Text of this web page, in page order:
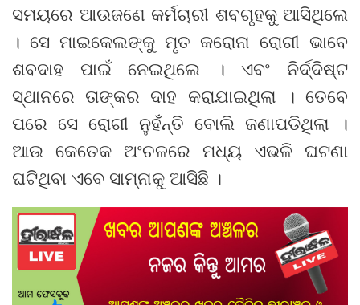
ସମୟରେ ଆଉଜଣେ କର୍ମଚାରୀ ଶବଗୃହକୁ ଆସିଥିଲେ
। ସେ ମାଇକେଲଙ୍କୁ ମୃତ କରୋନା ରୋଗୀ ଭାବେ
ଶବଦାହ ପାଇଁ ନେଇଥିଲେ । ଏବଂ ନିର୍ଦ୍ଦିଷ୍ଟ
ସ୍ଥାନରେ ତାଙ୍କର ଦାହ କରାଯାଇଥିଲା । ତେବେ
ପରେ ସେ ରୋଗୀ ନୁହଁନ୍ତି ବୋଲି ଜଣାପଡିଥିଲା ।
ଆଉ କେତେକ ଅଂଚଳରେ ମଧ୍ୟ ଏଭଳି ଘଟଣା
ଘଟିଥିବା ଏବେ ସାମ୍ନାକୁ ଆସିଛି ।